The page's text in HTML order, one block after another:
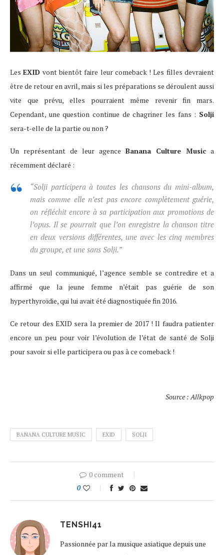
LesEXID vont bientôt faire leur comeback ! Les filles devraient
être de retour en avril, mais si les préparations se déroulent aussi
vite que prévu, elles pourraient même revenir fin mars.
Cependant, une question continue de chagriner les fans : Solji
sera-t-elle de la partie ou non ?
Un représentant de leur agence Banana Culture Music a
récemment déclaré :
“Solji participera à toutes les chansons du mini-album,
mais comme elle n’est pas encore complètement guérie,
on réfléchit encore à sa participation aux promotions de
l’opus. Il se pourrait que l’on enregistre la chanson titre
en deux versions différentes, une avec les cinq membres
du groupe, et une sans Solji.”
Dans un seul communiqué, l’agence semble se contredire et a
affirmé que la jeune femme n’était pas guérie de son
hyperthyroïdie, qui lui avait été diagnostiquée fin 2016.
Ce retour des EXID sera la premier de 2017 ! Il faudra patienter
encore un peu pour voir l’évolution de l’état de santé de Solji
pour savoir si elle participera ou pas à ce comeback !
Source : Allkpop
BANANA CULTURE MUSIC EXID SOLJI
0 comment
0
TENSHI41
Passionnée par la musique asiatique depuis une